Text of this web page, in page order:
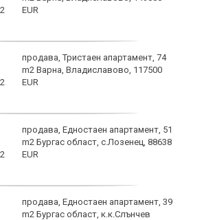
EUR
продава, Тристаен апартамент, 74
m2 Варна, Владиславово, 117500
EUR
продава, Едностаен апартамент, 51
m2 Бургас област, с.Лозенец, 88638
EUR
продава, Едностаен апартамент, 39
m2 Бургас област, к.к.Слънчев